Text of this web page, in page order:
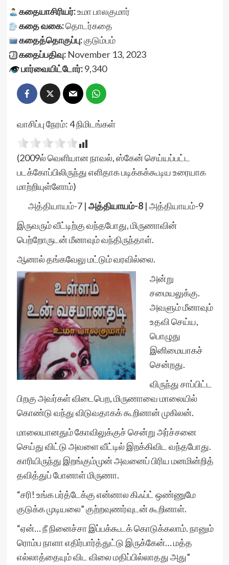
கதையாசிரியர்:உமா பாலகுமார்
கதை வகை:தொடர்கதை
கதைத்தொகுப்பு:குடும்பம்
கதைப்பதிவு:November 13, 2023
பார்வையிட்டோர்:9,340
வாசிப்பு நேரம்:4நிமிடங்கள்
(2009ல் வெளியான நாவல், ஸ்கேன் செய்யப்பட்ட
படக்கோப்பிலிருந்து எளிதாக படிக்கக்கூடிய உரையாக
மாற்றியுள்ளோம்)
அத்தியாயம்-7 | அத்தியாயம்-8 | அத்தியாயம்-9
இருவரும் வீட்டிற்கு வந்தபோது, மிருணாவின்
பெற்றோருடன் மீனாவும் வந்திருந்தாள்.
ஆனால் தங்கவேலு மட்டும் வரவில்லை.
அன்று
சமையலுக்கு.
அவளும் மீனாவும்
உதவி செய்ய,
பொழுது
இனிமையாகச்
சென்றது.
விருந்து சாப்பிட்ட
பிறகு அவர்கள் விடைபெற, மிருணாவை மாலையில்
கொண்டு வந்து விடுவதாகக் கூறினான் முகிலன்.
மாலையானதும் கோவிலுக்குச் சென்று அர்ச்சனை
செய்து விட்டு அவளை வீட்டில் இறக்கிவிட வந்தபோது.
காரியிருந்து இறங்கும்முன் அவனைப் பிரிய மனமின்றித்
தவித்துப் போனாள் மிருணா.
“சரி! உங்க பர்த்டேக்கு என்னால கிஃப்ட் ஒண்ணுமே
குடுக்க முடியலை” குற்றவுணர்வுடன் கூறினாள்.
“ஏன்… நீ நினைச்சா இப்பக்கூடக் கொடுக்கலாம். நானும்
ரொம்ப நாளா எதிர்பார்த்துட்டு இருக்கேன்… மத்த
எல்லாத்தையும் விட விலை மதிப்பில்லாதது அது”